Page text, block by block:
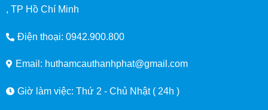
, TP Hồ Chí Minh
Điện thoại: 0942.900.800
Email: huthamcauthanhphat@gmail.com
Giờ làm việc: Thứ 2 - Chủ Nhật ( 24h )